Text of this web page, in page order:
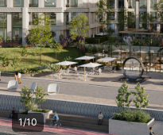
1/10